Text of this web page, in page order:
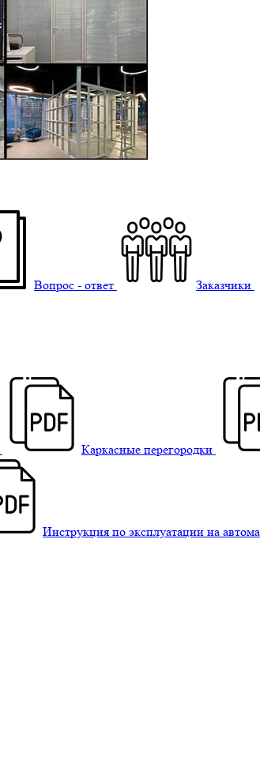
Вопрос - ответ Заказчики
Каркасные перегородки
Инструкция по эксплуатации на